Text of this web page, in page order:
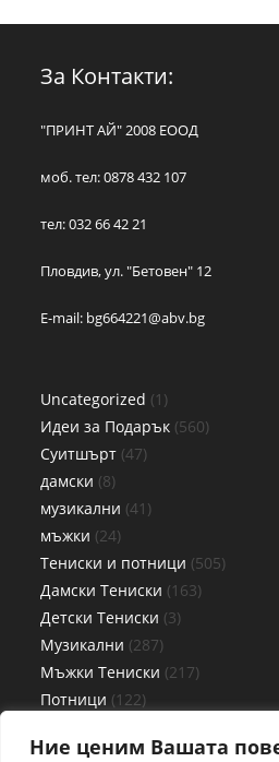
Ние ценим Вашата
За Контакти:
"ПРИНТ АЙ" 2008 ЕООД
моб. тел: 0878 432 107
тел: 032 66 42 21
Пловдив, ул. "Бетовен" 12
E-mail: bg664221@abv.bg
Uncategorized 1
Идеи за Подарък 560
Суитшърт 47
дамски 8
музикални 41
мъжки 24
Тениски и потници 505
Дамски Тениски 163
Детски Тениски 3
Музикални 287
Мъжки Тениски 217
Потници 122
Детски потници 3